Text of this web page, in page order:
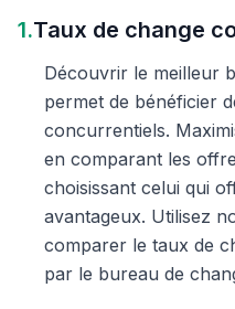
1.Taux de change
Découvrir le meilleur
permet de bénéficier
concurrentiels.
en comparant les
choisissant celui qui
avantageux. Utilisez
comparer le taux de
par le bureau de